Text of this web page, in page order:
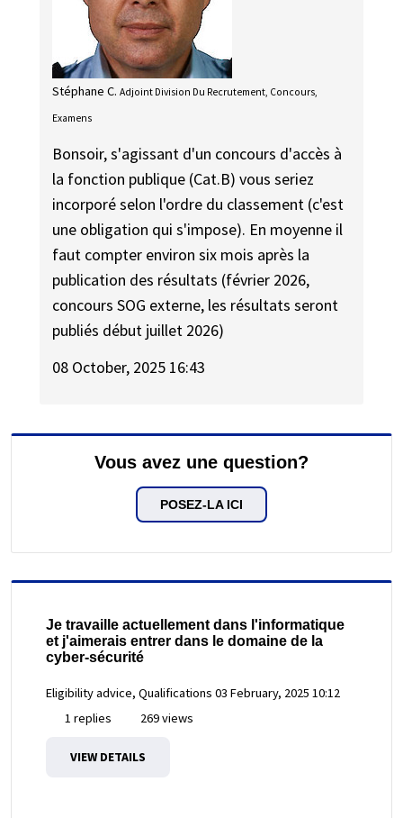
Stéphane C. Adjoint Division Du Recrutement, Concours,
Examens
Bonsoir, s'agissant d'un concours d'accès à
la fonction publique (Cat.B) vous seriez
incorporé selon l'ordre du classement (c'est
une obligation qui s'impose). En moyenne il
faut compter environ six mois après la
publication des résultats (février 2026,
concours SOG externe, les résultats seront
publiés début juillet 2026)
08 October, 2025 16:43
Vous avez une question?
POSEZ-LA ICI
Je travaille actuellement dans l'informatique
et j'aimerais entrer dans le domaine de la
cyber-sécurité
Eligibility advice, Qualifications 03 February, 2025 10:12
1 replies
269 views
VIEW DETAILS